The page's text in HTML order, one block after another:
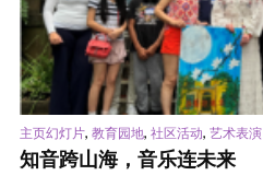
主页幻灯片, 教育园地, 社区活动, 艺术表演
知音跨山海，音乐连未来